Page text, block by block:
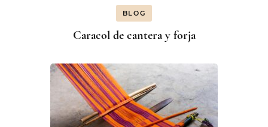
BLOG
Caracol de cantera y forja